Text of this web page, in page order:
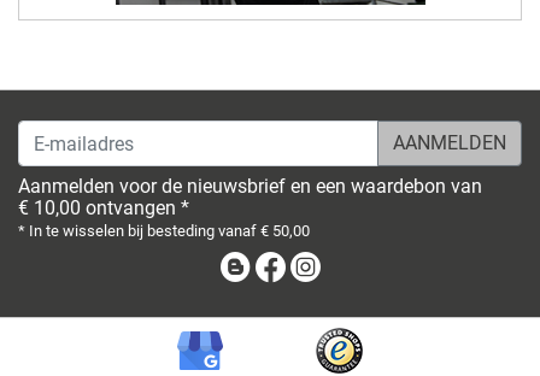
E-mailadres
Aanmelden voor de nieuwsbrief en een waardebon van
€ 10,00 ontvangen *
* In te wisselen bij besteding vanaf € 50,00
BlogFacebook